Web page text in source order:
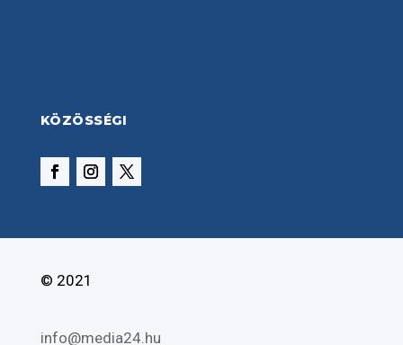
KÖZÖSSÉGI
© 2021
info@media24.hu